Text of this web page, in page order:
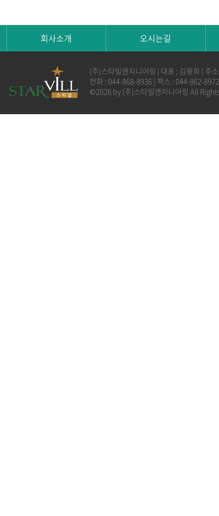
회사소개 오시는길
(주)스타빌엔지니어링 | 대표 : 김웅회 | 주
전화 : 044-868-8936 | 팩스 : 044-862-
©2026 by (주)스타빌엔지니어링 All